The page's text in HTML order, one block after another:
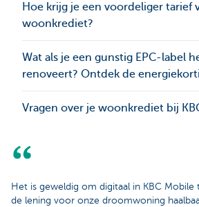
Hoe krijg je een voordeliger tarief
woonkrediet?
Wat als je een gunstig EPC-label
renoveert? Ontdek de
Vragen over je woonkrediet bij
Het is geweldig om digitaal in KBC
de lening voor onze droomwoning